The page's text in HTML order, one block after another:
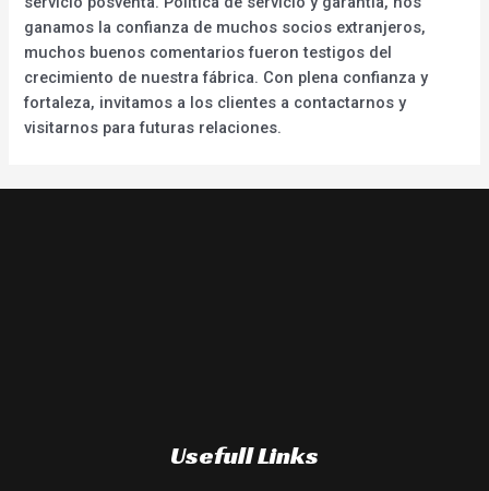
ganamos la confianza de muchos socios extranjeros,
muchos buenos comentarios fueron testigos del
crecimiento de nuestra fábrica. Con plena confianza y
fortaleza, invitamos a los clientes a contactarnos y
visitarnos para futuras relaciones.
Usefull Links